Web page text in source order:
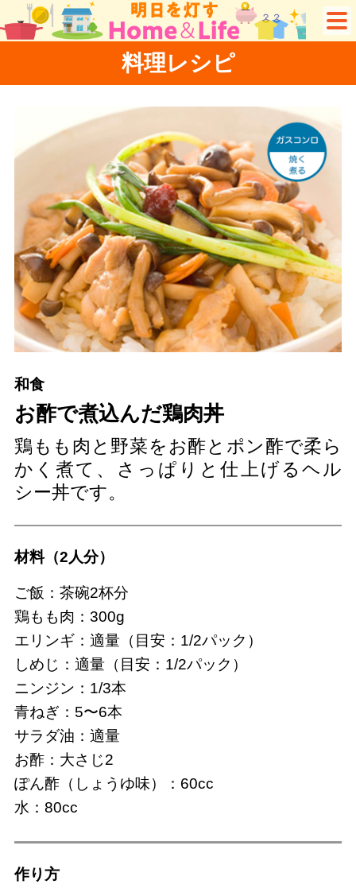
料理レシピ
和食
お酢で煮込んだ鶏肉丼
鶏もも肉と野菜をお酢とポン酢で柔ら
かく煮て、さっぱりと仕上げるヘル
シー丼です。
材料（2人分）
ご飯：茶碗2杯分
鶏もも肉：300g
エリンギ：適量（目安：1/2パック）
しめじ：適量（目安：1/2パック）
ニンジン：1/3本
青ねぎ：5〜6本
サラダ油：適量
お酢：大さじ2
ぽん酢（しょうゆ味）：60cc
水：80cc
作り⽅